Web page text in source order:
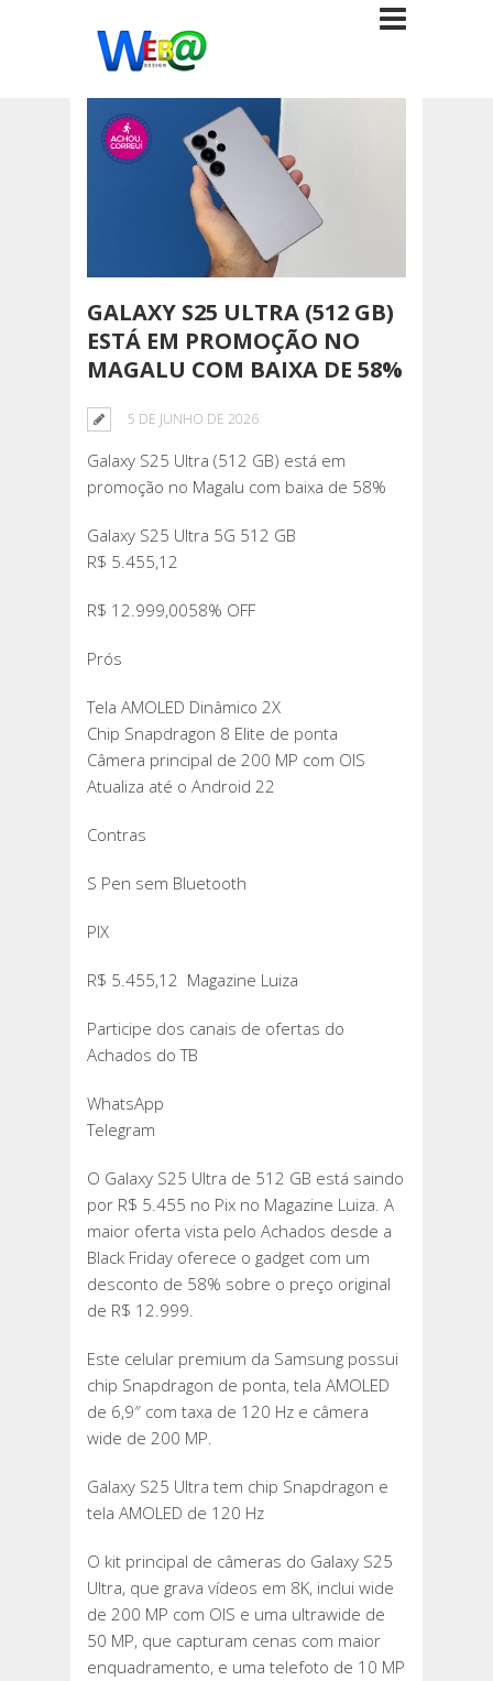
GALAXY S25 ULTRA (512 GB)
ESTÁ EM PROMOÇÃO NO
MAGALU COM BAIXA DE 58%
5 DE JUNHO DE 2026
Galaxy S25 Ultra (512 GB) está em
promoção no Magalu com baixa de 58%
Galaxy S25 Ultra 5G 512 GB
R$ 5.455,12
R$ 12.999,0058% OFF
Prós
Tela AMOLED Dinâmico 2X
Chip Snapdragon 8 Elite de ponta
Câmera principal de 200 MP com OIS
Atualiza até o Android 22
Contras
S Pen sem Bluetooth
PIX
R$ 5.455,12 Magazine Luiza
Participe dos canais de ofertas do
Achados do TB
WhatsApp
Telegram
O Galaxy S25 Ultra de 512 GB está saindo
por R$ 5.455 no Pix no Magazine Luiza. A
maior oferta vista pelo Achados desde a
Black Friday oferece o gadget com um
desconto de 58% sobre o preço original
de R$ 12.999.
Este celular premium da Samsung possui
chip Snapdragon de ponta, tela AMOLED
de 6,9″ com taxa de 120 Hz e câmera
wide de 200 MP.
Galaxy S25 Ultra tem chip Snapdragon e
tela AMOLED de 120 Hz
O kit principal de câmeras do Galaxy S25
Ultra, que grava vídeos em 8K, inclui wide
de 200 MP com OIS e uma ultrawide de
50 MP, que capturam cenas com maior
enquadramento, e uma telefoto de 10 MP